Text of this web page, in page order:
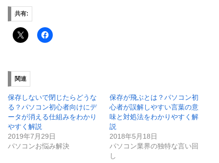
共有:
関連
保存しないで閉じたらどうな
る？パソコン初心者向けにデ
ータが消える仕組みをわかり
やすく解説
2019年7月29日
パソコンお悩み解決
保存が飛ぶとは？パソコン初
心者が誤解しやすい言葉の意
味と対処法をわかりやすく解
説
2018年5月18日
パソコン業界の独特な言い回
し